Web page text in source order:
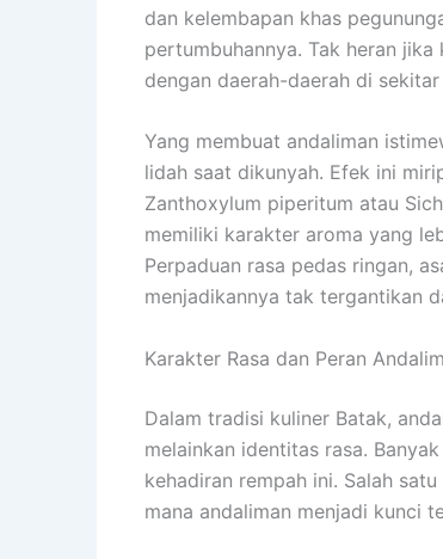
dan kelembapan khas
pertumbuhannya. Tak heran
dengan daerah-daerah di sekitar
Yang membuat andaliman
lidah saat dikunyah. Efek ini
Zanthoxylum piperitum atau
memiliki karakter aroma yang
Perpaduan rasa pedas ringan,
menjadikannya tak tergantikan
Karakter Rasa dan Peran
Dalam tradisi kuliner Batak,
melainkan identitas rasa.
kehadiran rempah ini. Salah
mana andaliman menjadi kunci